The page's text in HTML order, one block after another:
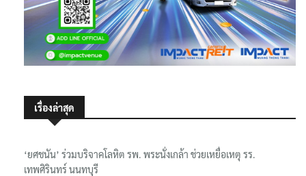
เรื่องล่าสุด
‘ยศชนัน’ ร่วมบริจาคโลหิต รพ. พระนั่งเกล้า ช่วยเหยื่อเหตุ รร.
เทพศิรินทร์ นนทบุรี